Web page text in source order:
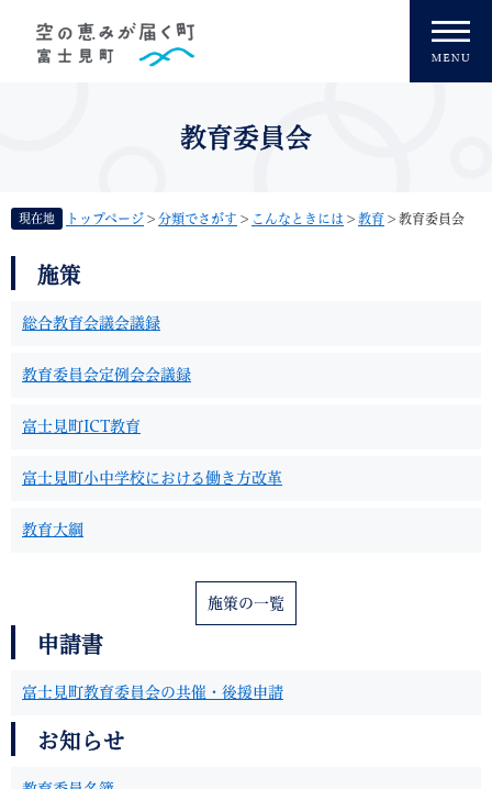
教育委員会
現在地 トップページ > 分類でさがす > こんなときには > 教育 > 教育委員会
文
施策
総合教育会議会議録
教育委員会定例会会議録
富士見町ICT教育
富士見町小中学校における働き方改革
教育大綱
施策の一覧
申請書
富士見町教育委員会の共催・後援申請
お知らせ